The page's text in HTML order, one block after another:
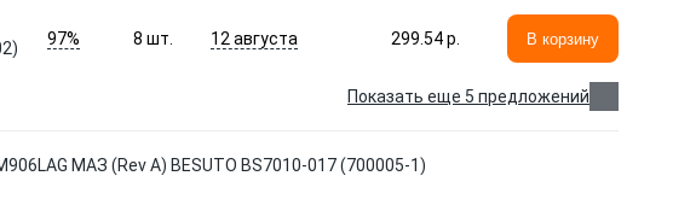
97% 8шт. 12 августа 299.54 p. В корзину
Показать еще 5 предложений
МАЗ (Rev A) BESUTO BS7010-017 (700005-1)